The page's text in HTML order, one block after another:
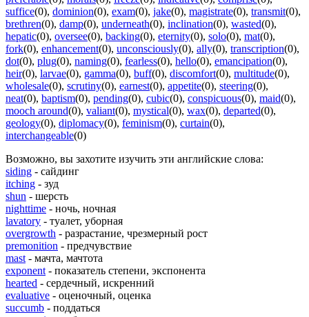
suffice(0), dominion(0), exam(0), jake(0), magistrate(0), transmit(0),
brethren(0), damp(0), underneath(0), inclination(0), wasted(0),
hepatic(0), oversee(0), backing(0), eternity(0), solo(0), mat(0),
fork(0), enhancement(0), unconsciously(0), ally(0), transcription(0),
dot(0), plug(0), naming(0), fearless(0), hello(0), emancipation(0),
heir(0), larvae(0), gamma(0), buff(0), discomfort(0), multitude(0),
wholesale(0), scrutiny(0), earnest(0), appetite(0), steering(0),
neat(0), baptism(0), pending(0), cubic(0), conspicuous(0), maid(0),
mooch around(0), valiant(0), mystical(0), wax(0), departed(0),
geology(0), diplomacy(0), feminism(0), curtain(0),
interchangeable(0)
Возможно, вы захотите изучить эти английские слова:
siding - сайдинг
itching - зуд
shun - шерсть
nighttime - ночь, ночная
lavatory - туалет, уборная
overgrowth - разрастание, чрезмерный рост
premonition - предчувствие
mast - мачта, мачтота
exponent - показатель степени, экспонента
hearted - сердечный, искренний
evaluative - оценочный, оценка
succumb - поддаться